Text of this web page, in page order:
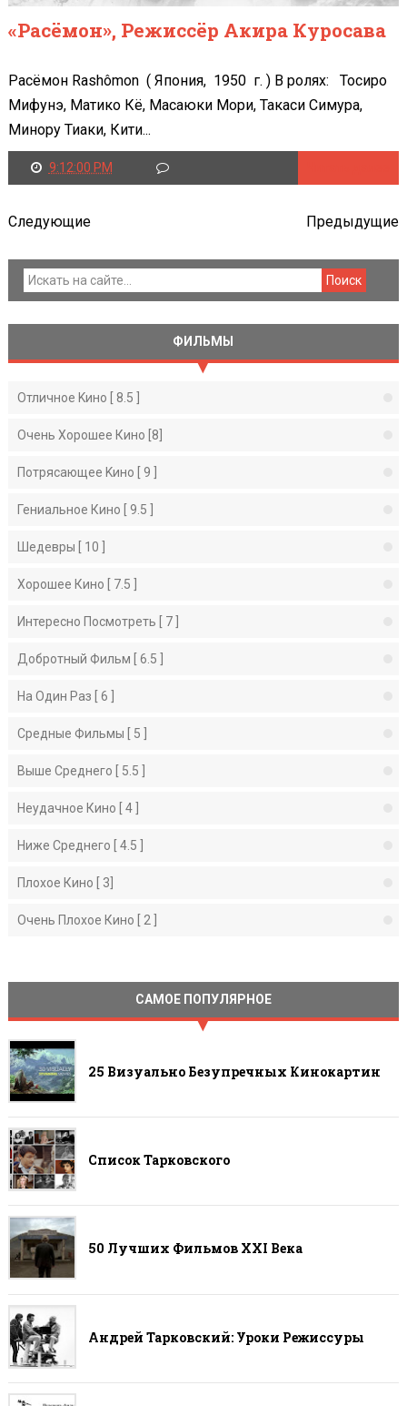
«Расёмон», Режиссёр Акира Куросава
Расёмон Rashômon ( Япония, 1950 г. ) В ролях: Тосиро
Мифунэ, Матико Кё, Масаюки Мори, Такаси Симура,
Минору Тиаки, Кити...
9:12:00 PM
Следующие Предыдущие
ФИЛЬМЫ
Отличное Kино [ 8.5 ]
Очень Хорошее Кино [8]
Потрясающее Kино [ 9 ]
Гениальное Кино [ 9.5 ]
Шедевры [ 10 ]
Хорошее Кино [ 7.5 ]
Интересно Посмотреть [ 7 ]
Добротный Фильм [ 6.5 ]
На Один Раз [ 6 ]
Средные Фильмы [ 5 ]
Выше Среднего [ 5.5 ]
Неудачное Кино [ 4 ]
Ниже Среднего [ 4.5 ]
Плохое Кино [ 3]
Очень Плохое Кино [ 2 ]
САМОЕ ПОПУЛЯРНОЕ
25 Визуально Безупречных Кинокартин
Список Тарковского
50 Лучших Фильмов ХХI Века
Андрей Тарковский: Уроки Режиссуры